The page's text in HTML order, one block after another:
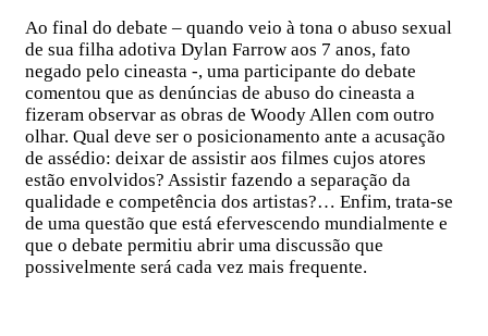
Ao final do debate – quando veio à tona o abuso sexual
de sua filha adotiva Dylan Farrow aos 7 anos, fato
negado pelo cineasta -, uma participante do debate
comentou que as denúncias de abuso do cineasta a
fizeram observar as obras de Woody Allen com outro
olhar. Qual deve ser o posicionamento ante a acusação
de assédio: deixar de assistir aos filmes cujos atores
estão envolvidos? Assistir fazendo a separação da
qualidade e competência dos artistas?… Enfim, trata-se
de uma questão que está efervescendo mundialmente e
que o debate permitiu abrir uma discussão que
possivelmente será cada vez mais frequente.